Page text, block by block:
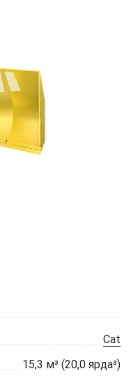
Cat
15,3 м³ (20,0 ярда³)